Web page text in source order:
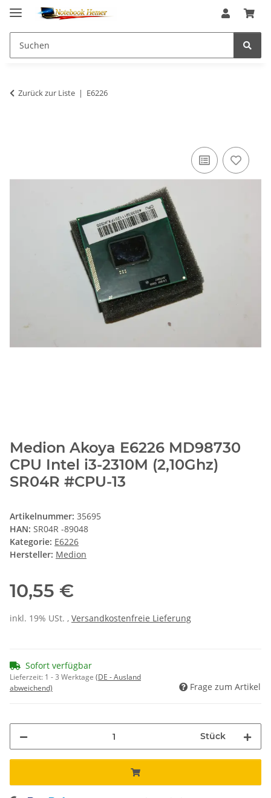
Zurück zur Liste E6226
Medion Akoya E6226 MD98730
CPU Intel i3-2310M (2,10Ghz)
SR04R #CPU-13
Artikelnummer: 35695
HAN: SR04R -89048
Kategorie: E6226
Hersteller: Medion
10,55 €
inkl. 19% USt. , Versandkostenfreie Lieferung
Sofort verfügbar
Lieferzeit: 1 - 3 Werktage (DE - Ausland
abweichend)
Frage zum Artikel
Stück